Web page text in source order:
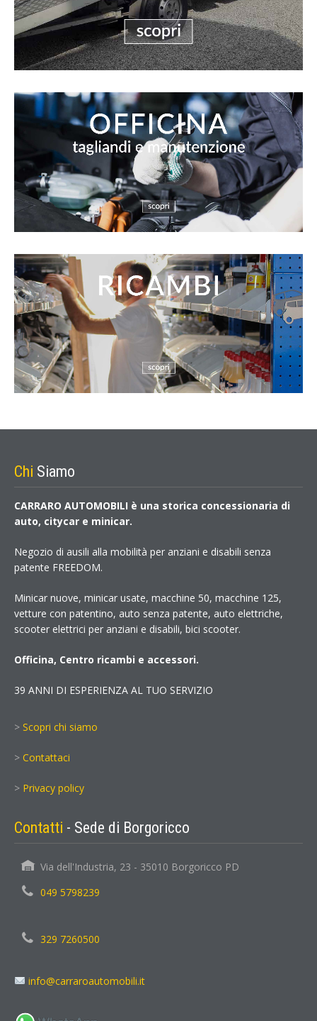
Chi Siamo
CARRARO AUTOMOBILI è una storica concessionaria di
auto, citycar e minicar.
Negozio di ausili alla mobilità per anziani e disabili senza
patente FREEDOM.
Minicar nuove, minicar usate, macchine 50, macchine 125,
vetture con patentino, auto senza patente, auto elettriche,
scooter elettrici per anziani e disabili, bici scooter.
Officina, Centro ricambi e accessori.
39 ANNI DI ESPERIENZA AL TUO SERVIZIO
> Scopri chi siamo
> Contattaci
> Privacy policy
Contatti - Sede di Borgoricco
Via dell'Industria, 23 - 35010 Borgoricco PD
049 5798239
329 7260500
info@carraroautomobili.it